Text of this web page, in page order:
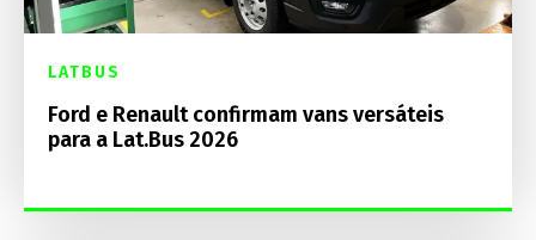
LATBUS
Ford e Renault confirmam vans versáteis
para a Lat.Bus 2026